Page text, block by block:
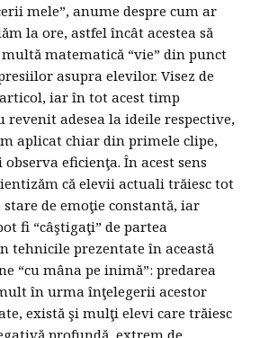
mele”, anume despre cum ar
la ore, astfel încât acestea să
matematică “vie” din punct
asupra elevilor. Visez de
iar în tot acest timp
adesea la ideile respective,
aplicat chiar din primele clipe,
eficienţa. În acest sens
că elevii actuali trăiesc tot
de emoţie constantă, iar
fi “câştigaţi” de partea
tehnicile prezentate în această
“cu mâna pe inimă”: predarea
în urma înţelegerii acestor
există şi mulţi elevi care trăiesc